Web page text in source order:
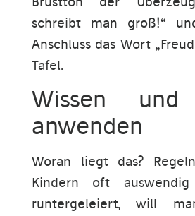
schreibt man groß!“
Anschluss das Wort
Tafel.
Wissen und
anwenden
Woran liegt das?
Kindern oft
runtergeleiert, will